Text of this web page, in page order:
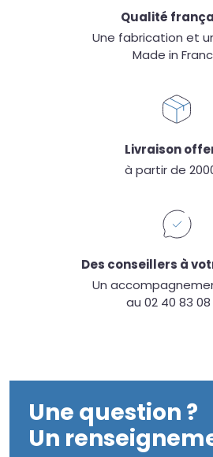
Qualité
Une fabrication et
Made in
Livraison
à partir de
Des conseillers à
Un
au 02 40 83 08
Une question ?
Un